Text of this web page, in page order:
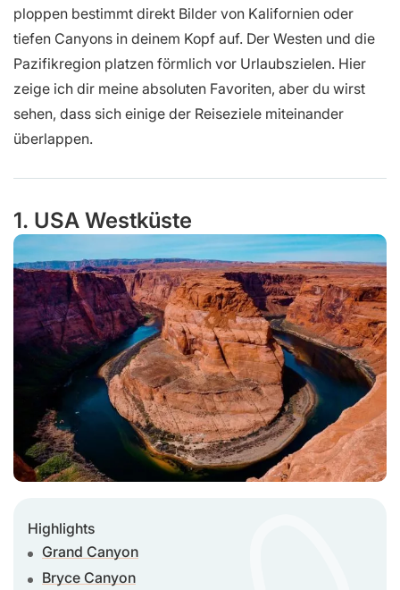
ploppen bestimmt direkt Bilder von Kalifornien oder
tiefen Canyons in deinem Kopf auf. Der Westen und die
Pazifikregion platzen förmlich vor Urlaubszielen. Hier
zeige ich dir meine absoluten Favoriten, aber du wirst
sehen, dass sich einige der Reiseziele miteinander
überlappen.
1. USA Westküste
Highlights
Grand Canyon
Bryce Canyon